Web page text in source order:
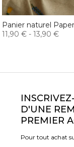
Panier naturel Paper
11,90 € - 13,90 €
D'UNE
PREMIER
Pour tout achat